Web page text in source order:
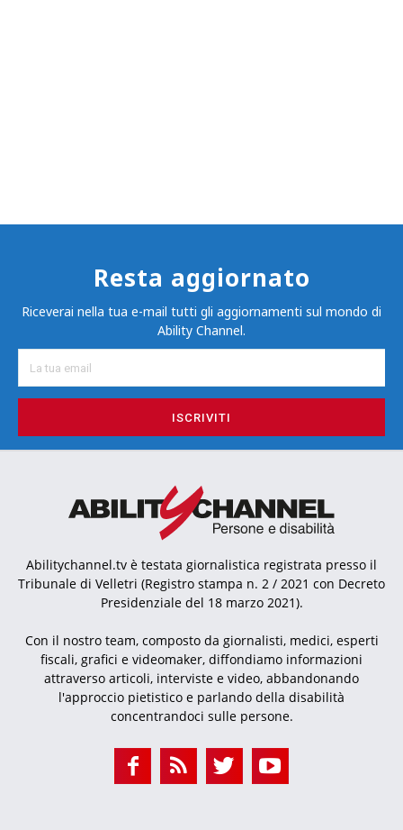
Resta aggiornato
Riceverai nella tua e-mail tutti gli aggiornamenti sul mondo di
Ability Channel.
ISCRIVITI
Abilitychannel.tv è testata giornalistica registrata presso il
Tribunale di Velletri (Registro stampa n. 2 / 2021 con Decreto
Presidenziale del 18 marzo 2021).
Con il nostro team, composto da giornalisti, medici, esperti
fiscali, grafici e videomaker, diffondiamo informazioni
attraverso articoli, interviste e video, abbandonando
l'approccio pietistico e parlando della disabilità
concentrandoci sulle persone.